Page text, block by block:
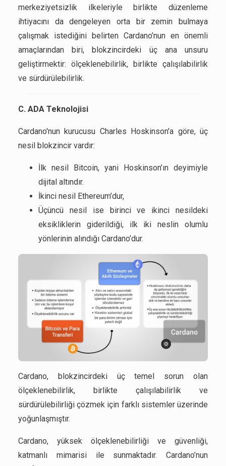
merkeziyetsizlik ilkeleriyle birlikte düzenleme
ihtiyacını da dengeleyen orta bir zemin bulmaya
çalışmak istediğini belirten Cardano’nun en önemli
amaçlarından biri, blokzincirdeki üç ana unsuru
geliştirmektir: ölçeklenebilirlik, birlikte çalışılabilirlik
ve sürdürülebilirlik.
C. ADA Teknolojisi
Cardano'nun kurucusu Charles Hoskinson'a göre, üç
nesil blokzincir vardır:
İlk nesil Bitcoin, yani Hoskinson’ın deyimiyle
dijital altındır.
İkinci nesil Ethereum’dur,
Üçüncü nesil ise birinci ve ikinci nesildeki
eksikliklerin giderildiği, ilk iki neslin olumlu
yönlerinin alındığı Cardano’dur.
Cardano, blokzincirdeki üç temel sorun olan
ölçeklenebilirlik, birlikte çalışılabilirlik ve
sürdürülebilirliği çözmek için farklı sistemler üzerinde
yoğunlaşmıştır.
Cardano, yüksek ölçeklenebilirliği ve güvenliği,
katmanlı mimarisi ile sunmaktadır. Cardano’nun